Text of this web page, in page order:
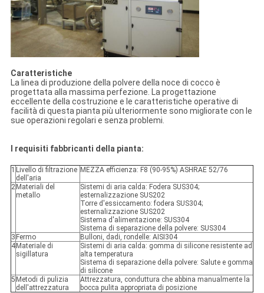
Caratteristiche
La linea di produzione della polvere della noce di cocco è
progettata alla massima perfezione. La progettazione
eccellente della costruzione e le caratteristiche operative di
facilità di questa pianta più ulteriormente sono migliorate con le
sue operazioni regolari e senza problemi.
I requisiti fabbricanti della pianta:
1 Livello di filtrazione
dell'aria
MEZZA efficienza: F8 (90-95%) ASHRAE 52/76
2 Materiali del
metallo
Sistemi di aria calda: Fodera SUS304;
esternalizzazione SUS202
Torre d'essiccamento: fodera SUS304;
esternalizzazione SUS202
Sistema d'alimentazione: SUS304
Sistema di separazione della polvere: SUS304
3 Fermo
Bulloni, dadi, rondelle: AISI304
4 Materiale di
sigillatura
Sistemi di aria calda: gomma di silicone resistente ad
alta temperatura
Sistema di separazione della polvere: Salute e gomma
di silicone
5 Metodi di pulizia
dell'attrezzatura
Attrezzatura, conduttura che abbina manualmente la
bocca pulita appropriata di posizione